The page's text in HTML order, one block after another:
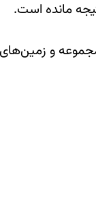
مانده است.
و